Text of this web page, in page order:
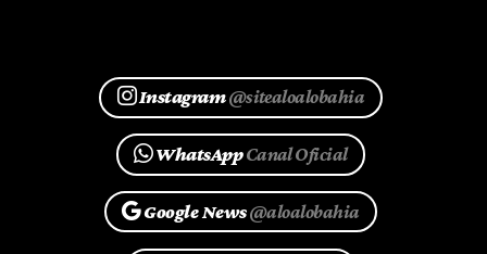
Instagram@sitealoalobahia
WhatsAppCanal Oficial
Google News@aloalobahia